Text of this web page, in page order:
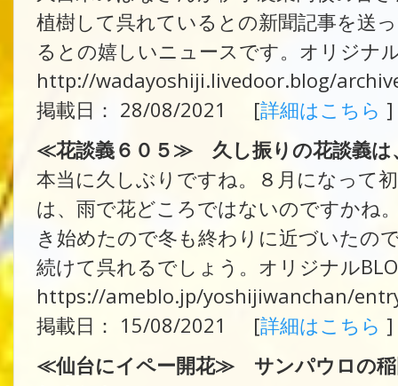
植樹して呉れているとの新聞記事を送
るとの嬉しいニュースです。オリジナ
http://wadayoshiji.livedoor.blog/
掲載日： 28/08/2021 [詳細はこちら ]
≪花談義６０５≫ 久し振りの花談義は
本当に久しぶりですね。８月になって
は、雨で花どころではないのですかね
き始めたので冬も終わりに近づいたの
続けて呉れるでしょう。オリジナル
https://ameblo.jp/yoshijiwanchan/
掲載日： 15/08/2021 [詳細はこちら ]
≪仙台にイペー開花≫ サンパウロの稲